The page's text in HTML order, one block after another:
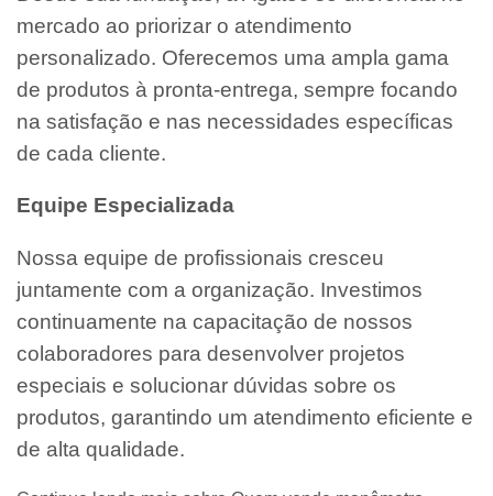
mercado ao priorizar o atendimento
personalizado. Oferecemos uma ampla gama
de produtos à pronta-entrega, sempre focando
na satisfação e nas necessidades específicas
de cada cliente.
Equipe Especializada
Nossa equipe de profissionais cresceu
juntamente com a organização. Investimos
continuamente na capacitação de nossos
colaboradores para desenvolver projetos
especiais e solucionar dúvidas sobre os
produtos, garantindo um atendimento eficiente e
de alta qualidade.